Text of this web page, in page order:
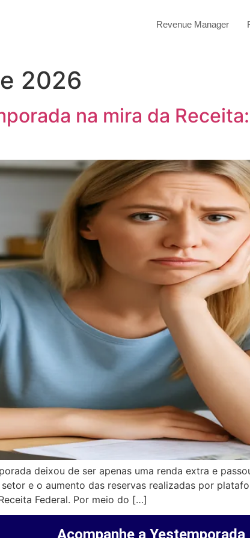
Revenue Manager
2026
na mira da
deixou de ser apenas uma renda extra e
e o aumento das reservas realizadas por
Federal. Por meio do […]
Acompanhe a Yestemporada